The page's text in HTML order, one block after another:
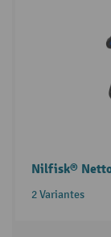
Nilfisk®
2 Variantes